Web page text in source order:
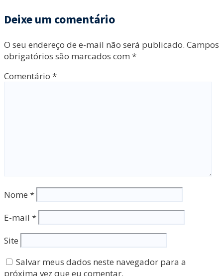
Deixe um comentário
O seu endereço de e-mail não será publicado. Campos
obrigatórios são marcados com *
Comentário *
Nome *
E-mail *
Site
Salvar meus dados neste navegador para a
próxima vez que eu comentar.